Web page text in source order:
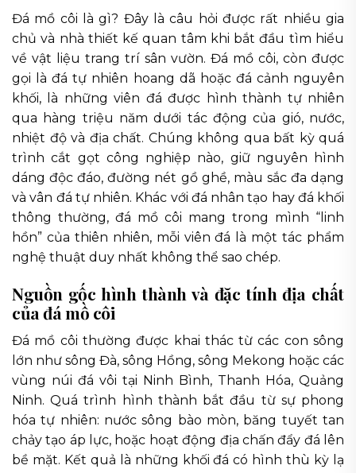
Đá mồ côi là gì? Đây là câu hỏi được rất nhiều gia
chủ và nhà thiết kế quan tâm khi bắt đầu tìm hiểu
về vật liệu trang trí sân vườn. Đá mồ côi, còn được
gọi là đá tự nhiên hoang dã hoặc đá cảnh nguyên
khối, là những viên đá được hình thành tự nhiên
qua hàng triệu năm dưới tác động của gió, nước,
nhiệt độ và địa chất. Chúng không qua bất kỳ quá
trình cắt gọt công nghiệp nào, giữ nguyên hình
dáng độc đáo, đường nét gồ ghề, màu sắc đa dạng
và vân đá tự nhiên. Khác với đá nhân tạo hay đá khối
thông thường, đá mồ côi mang trong mình “linh
hồn” của thiên nhiên, mỗi viên đá là một tác phẩm
nghệ thuật duy nhất không thể sao chép.
Nguồn gốc hình thành và đặc tính địa chất
của đá mồ côi
Đá mồ côi thường được khai thác từ các con sông
lớn như sông Đà, sông Hồng, sông Mekong hoặc các
vùng núi đá vôi tại Ninh Bình, Thanh Hóa, Quảng
Ninh. Quá trình hình thành bắt đầu từ sự phong
hóa tự nhiên: nước sông bào mòn, băng tuyết tan
chảy tạo áp lực, hoặc hoạt động địa chấn đẩy đá lên
bề mặt. Kết quả là những khối đá có hình thù kỳ lạ